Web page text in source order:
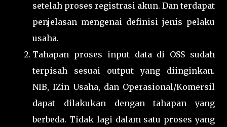
setelah proses registrasi akun. Dan terdapat
penjelasan mengenai definisi jenis pelaku
usaha.
Tahapan proses input data di OSS sudah
terpisah sesuai output yang diinginkan.
NIB, IZin Usaha, dan Operasional/Komersil
dapat dilakukan dengan tahapan yang
berbeda. Tidak lagi dalam satu proses yang